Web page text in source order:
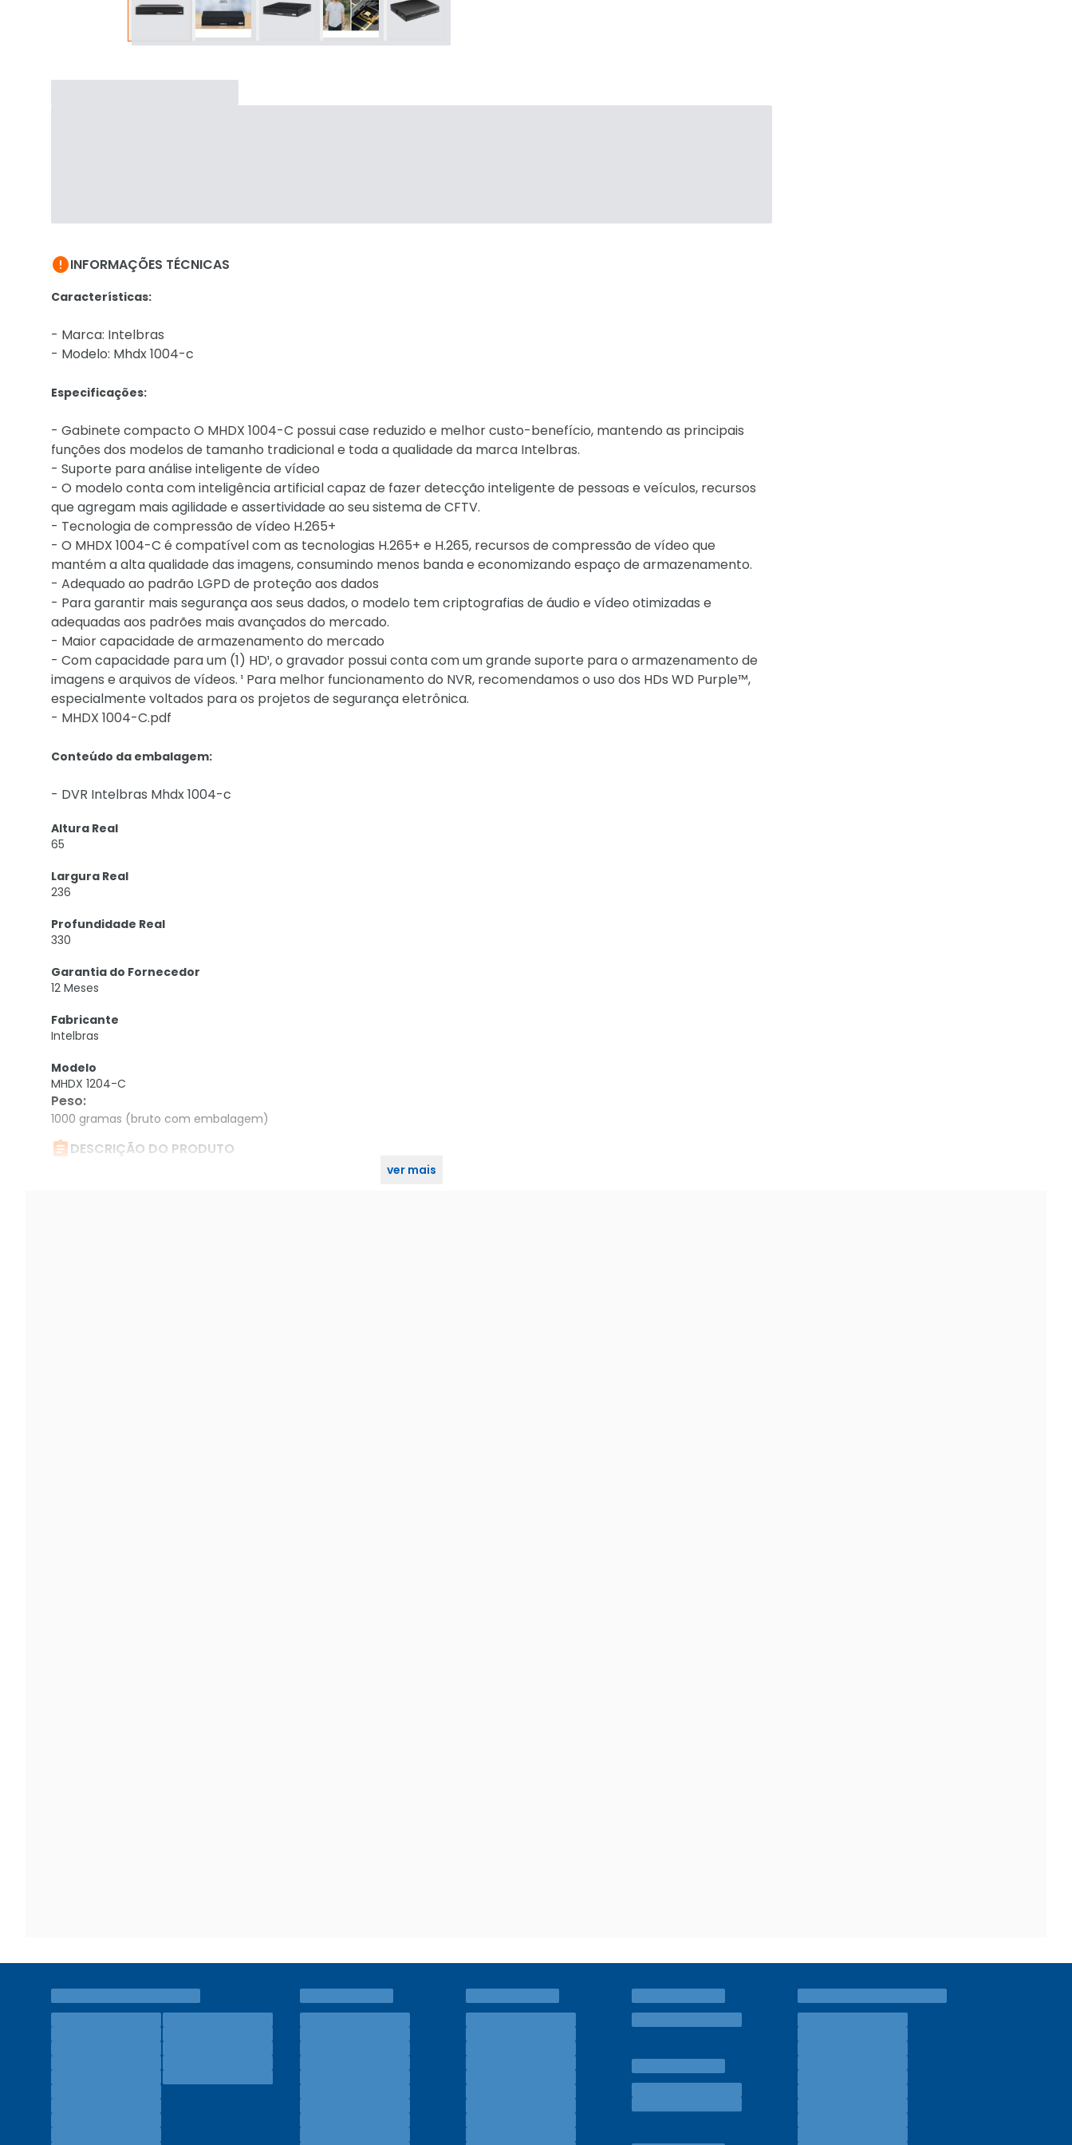
INFORMAÇÕES TÉCNICAS
Características:
- Marca: Intelbras
- Modelo: Mhdx 1004-c
Especificações:
- Gabinete compacto O MHDX 1004-C possui case reduzido e melhor custo-benefício, mantendo as principais
funções dos modelos de tamanho tradicional e toda a qualidade da marca Intelbras.
- Suporte para análise inteligente de vídeo
- O modelo conta com inteligência artificial capaz de fazer detecção inteligente de pessoas e veículos, recursos
que agregam mais agilidade e assertividade ao seu sistema de CFTV.
- Tecnologia de compressão de vídeo H.265+
- O MHDX 1004-C é compatível com as tecnologias H.265+ e H.265, recursos de compressão de vídeo que
mantém a alta qualidade das imagens, consumindo menos banda e economizando espaço de armazenamento.
- Adequado ao padrão LGPD de proteção aos dados
- Para garantir mais segurança aos seus dados, o modelo tem criptografias de áudio e vídeo otimizadas e
adequadas aos padrões mais avançados do mercado.
- Maior capacidade de armazenamento do mercado
- Com capacidade para um (1) HD¹, o gravador possui conta com um grande suporte para o armazenamento de
imagens e arquivos de vídeos. ¹ Para melhor funcionamento do NVR, recomendamos o uso dos HDs WD Purple™,
especialmente voltados para os projetos de segurança eletrônica.
- MHDX 1004-C.pdf
Conteúdo da embalagem:
- DVR Intelbras Mhdx 1004-c
Altura Real
65
Largura Real
236
Profundidade Real
330
Garantia do Fornecedor
12 Meses
Fabricante
Intelbras
Modelo
MHDX 1204-C
Peso:
1000 gramas (bruto com embalagem)
DESCRIÇÃO DO PRODUTO
ver mais